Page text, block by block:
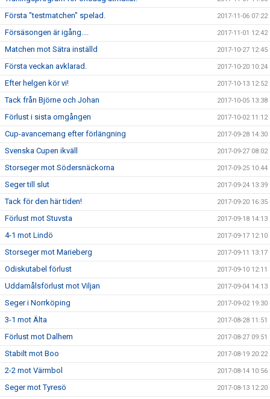
Första "testmatchen" spelad. 2017-11-06 07:22
Försäsongen är igång.... 2017-11-01 12:42
Matchen mot Sätra inställd 2017-10-27 12:45
Första veckan avklarad. 2017-10-20 10:24
Efter helgen kör vi! 2017-10-13 12:52
Tack från Björne och Johan 2017-10-05 13:38
Förlust i sista omgången 2017-10-02 11:12
Cup-avancemang efter förlängning 2017-09-28 14:30
Svenska Cupen ikväll 2017-09-27 08:02
Storseger mot Södersnäckorna 2017-09-25 10:44
Seger till slut 2017-09-24 13:39
Tack för den här tiden! 2017-09-20 16:35
Förlust mot Stuvsta 2017-09-18 14:13
4-1 mot Lindö 2017-09-17 12:10
Storseger mot Marieberg 2017-09-11 13:17
Odiskutabel förlust 2017-09-10 12:11
Uddamålsförlust mot Viljan 2017-09-04 14:13
Seger i Norrköping 2017-09-02 19:30
3-1 mot Älta 2017-08-28 11:51
Förlust mot Dalhem 2017-08-27 09:51
Stabilt mot Boo 2017-08-19 20:22
2-2 mot Värmbol 2017-08-14 10:56
Seger mot Tyresö 2017-08-13 12:20